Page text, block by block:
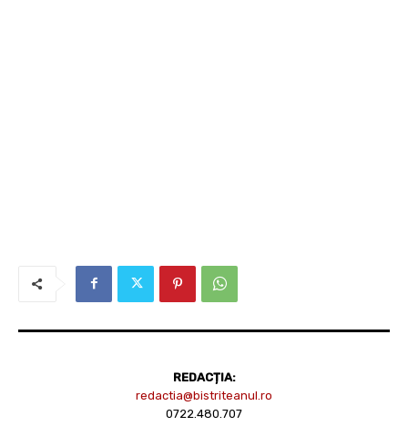
REDACȚIA:
redactia@bistriteanul.ro
0722.480.707